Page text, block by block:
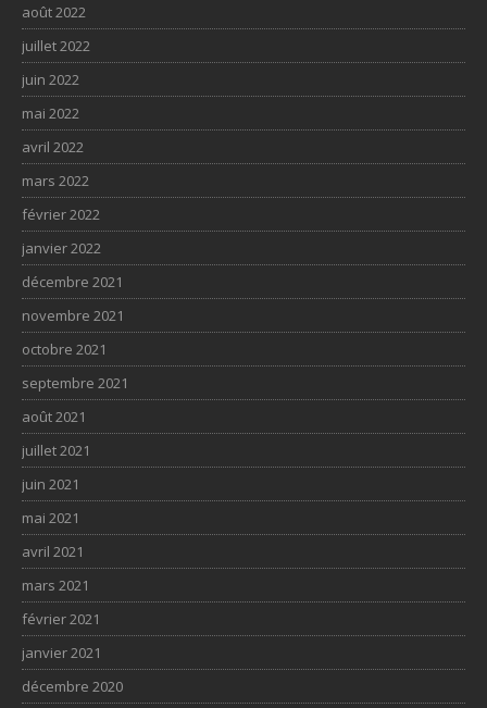
août 2022
juillet 2022
juin 2022
mai 2022
avril 2022
mars 2022
février 2022
janvier 2022
décembre 2021
novembre 2021
octobre 2021
septembre 2021
août 2021
juillet 2021
juin 2021
mai 2021
avril 2021
mars 2021
février 2021
janvier 2021
décembre 2020